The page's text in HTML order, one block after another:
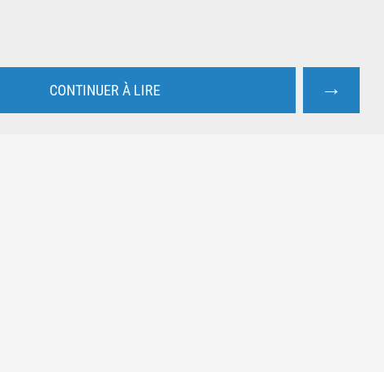
CONTINUER À LIRE →